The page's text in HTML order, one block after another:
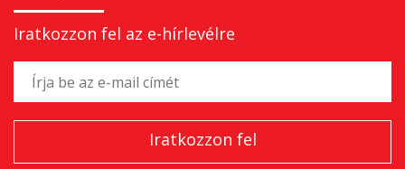
Iratkozzon fel az e-hírlevélre